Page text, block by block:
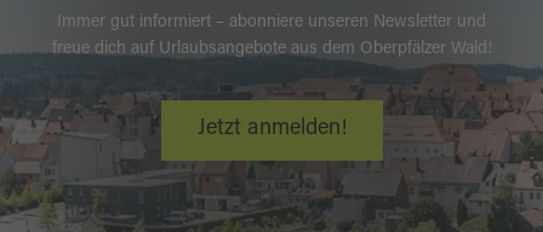
Immer gut informiert – abonniere unseren Newsletter und
freue dich auf Urlaubsangebote aus dem Oberpfälzer Wald!
Jetzt anmelden!